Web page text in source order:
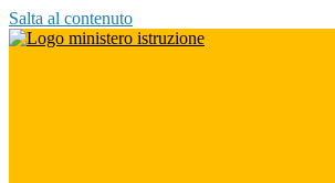
Salta al contenuto